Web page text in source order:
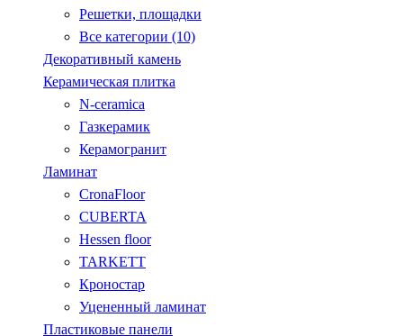
Решетки, площадки
Все категории (10)
Декоративный камень
Керамическая плитка
N-ceramica
Газкерамик
Керамогранит
Ламинат
CronaFloor
CUBERTA
Hessen floor
TARKETT
Кроностар
Уцененный ламинат
Пластиковые панели